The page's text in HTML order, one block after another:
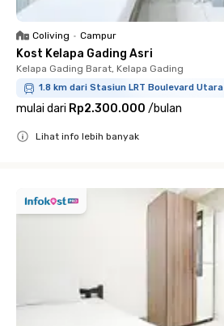
Coliving • Campur
Kost Kelapa Gading Asri
Kelapa Gading Barat, Kelapa Gading
1.8 km dari Stasiun LRT Boulevard Utara
mulai dari Rp2.300.000 /bulan
Lihat info lebih banyak